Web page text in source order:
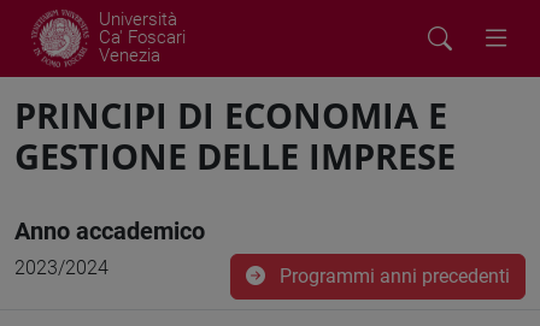
Università
Ca' Foscari
Venezia
PRINCIPI DI ECONOMIA E
GESTIONE DELLE IMPRESE
Anno accademico
2023/2024 Programmi anni precedenti